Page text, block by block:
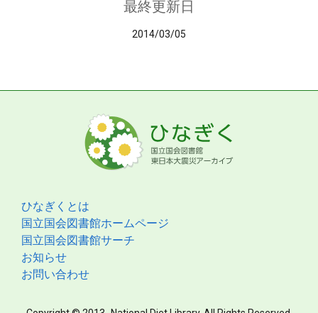
最終更新日
2014/03/05
ひなぎくとは
国立国会図書館ホームページ
国立国会図書館サーチ
お知らせ
お問い合わせ